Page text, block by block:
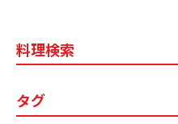
b
o
料理検索
タグ